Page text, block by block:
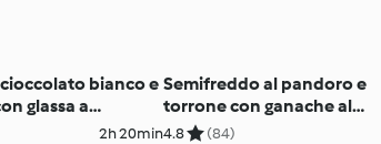
cioccolato bianco e
glassa a
pandoro (di2h 20min
Semifreddo al pandoro e
torrone con ganache al
fondente
4.8 (84)